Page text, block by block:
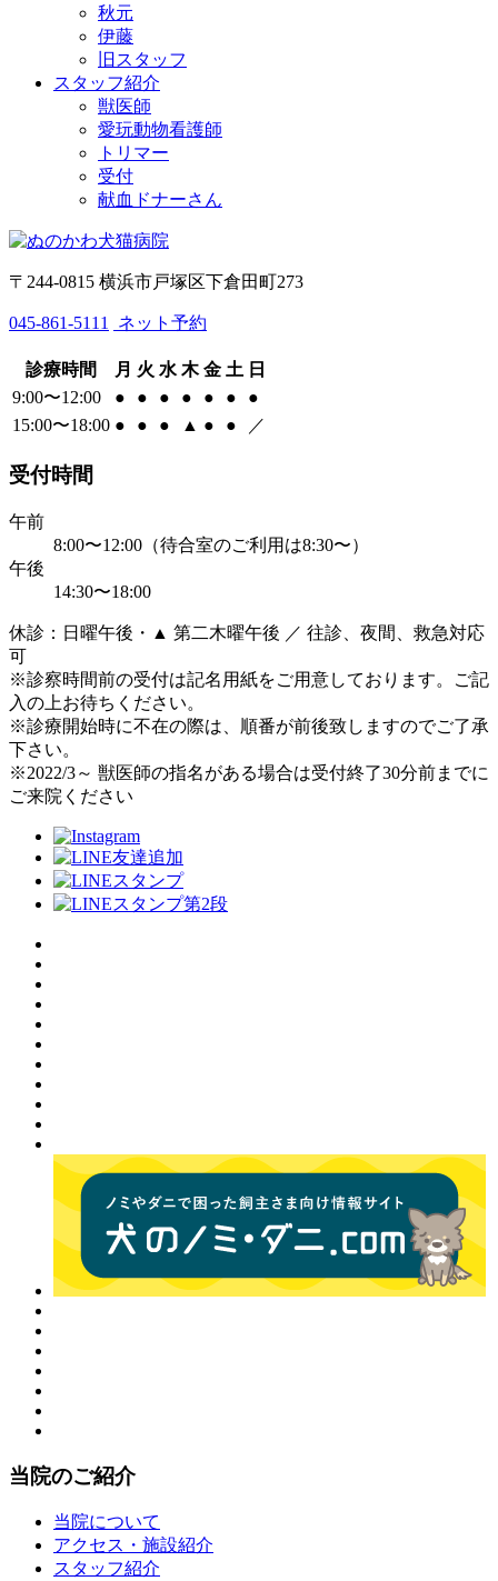
秋元
伊藤
旧スタッフ
スタッフ紹介
獣医師
愛玩動物看護師
トリマー
受付
献血ドナーさん
〒244-0815 横浜市戸塚区下倉田町273
045-861-5111 ネット予約
診療時間 月 火 水 木 金 土 日
9:00〜12:00
● ● ● ● ● ●
●
15:00〜18:00 ● ● ● ▲ ● ● ／
受付時間
午前
8:00〜12:00（待合室のご利用は8:30〜）
午後
14:30〜18:00
休診：日曜午後・▲ 第二木曜午後 ／ 往診、夜間、救急対応
可
※診察時間前の受付は記名用紙をご用意しております。ご記
入の上お待ちください。
※診療開始時に不在の際は、順番が前後致しますのでご了承
下さい。
※2022/3～ 獣医師の指名がある場合は受付終了30分前までに
ご来院ください
当院のご紹介
当院について
アクセス・施設紹介
スタッフ紹介